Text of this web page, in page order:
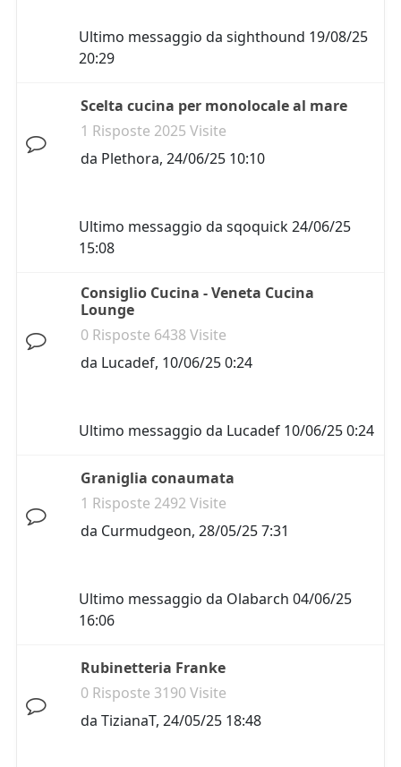
Ultimo messaggio da sighthound 19/08/25
20:29
Scelta cucina per monolocale al mare
1 Risposte 2025 Visite
da Plethora, 24/06/25 10:10
Ultimo messaggio da sqoquick24/06/25
15:08
Consiglio Cucina - Veneta Cucina
Lounge
0 Risposte 6438 Visite
da Lucadef, 10/06/25 0:24
Ultimo messaggio da Lucadef 10/06/25 0:24
Graniglia conaumata
1 Risposte 2492 Visite
da Curmudgeon, 28/05/25 7:31
Ultimo messaggio da Olabarch 04/06/25
16:06
Rubinetteria Franke
0 Risposte 3190 Visite
da TizianaT, 24/05/25 18:48